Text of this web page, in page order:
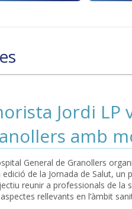
Jordi LP
amb
General de Granollers
de la Jornada de Salut, un
reunir a professionals de la
rellevants en l’àmbit